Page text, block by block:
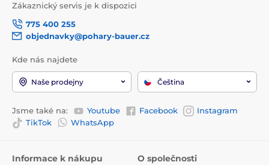
Zákaznický servis je k dispozici
775 400 255
objednavky@pohary-bauer.cz
Kde nás najdete
Naše prodejny Čeština
Jsme také na: Youtube Facebook
Instagram
TikTok
WhatsApp
Informace k nákupu O společnosti